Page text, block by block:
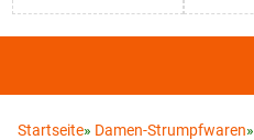
Startseite» Damen-Strumpfwaren»